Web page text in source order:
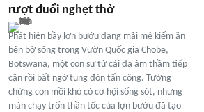
rượt đuổi nghẹt thở
Phát hiện bầy lợn bướu đang mải mê kiếm ăn
bên bờ sông trong Vườn Quốc gia Chobe,
Botswana, một con sư tử cái đã âm thầm tiếp
cận rồi bất ngờ tung đòn tấn công. Tưởng
chừng con mồi khó có cơ hội sống sót, nhưng
màn chạy trốn thần tốc của lợn bướu đã tạo